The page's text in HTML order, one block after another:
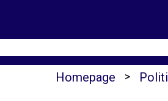
Homepage >